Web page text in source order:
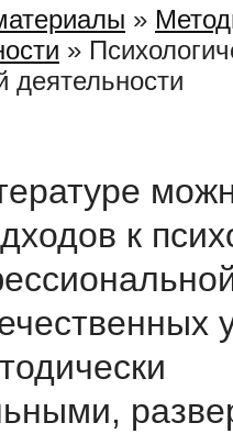
»
»
деятельности
к